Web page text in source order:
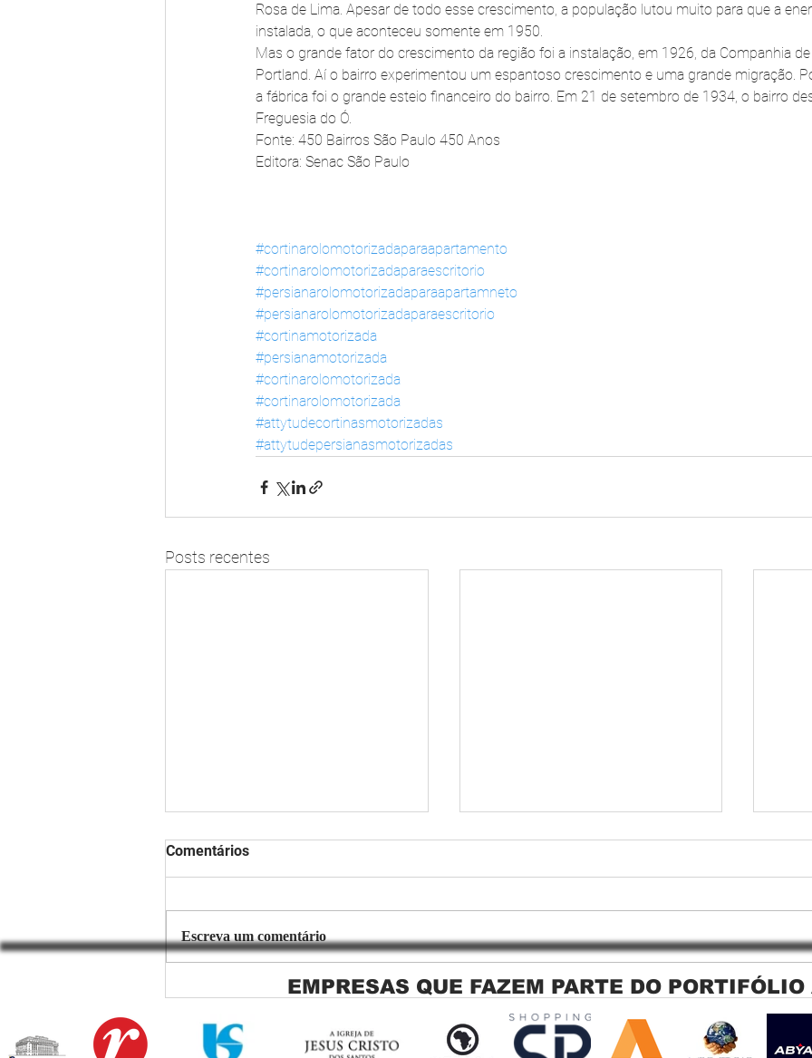
Rosa de Lima. Apesar de todo esse crescimento, a população lutou muito para que a
instalada, o que aconteceu somente em 1950.
Mas o grande fator do crescimento da região foi a instalação, em 1926, da Companhia
Portland. Aí o bairro experimentou um espantoso crescimento e uma grande migração.
a fábrica foi o grande esteio financeiro do bairro. Em 21 de setembro de 1934, o bairro
Freguesia do Ó.
Fonte: 450 Bairros São Paulo 450 Anos
Editora: Senac São Paulo
#cortinarolomotorizadaparaapartamento
#cortinarolomotorizadaparaescritorio
#persianarolomotorizadaparaapartamneto
#persianarolomotorizadaparaescritorio
#cortinamotorizada
#persianamotorizada
#cortinarolomotorizada
#cortinarolomotorizada
#attytudecortinasmotorizadas
#attytudepersianasmotorizadas
Posts recentes
Copiar de Persiana Rolo Tela
Sacada Perfeita no Link
Sapopemba!
Persiana Rolo Tela Solar: O
Segredo para uma Sacada
Perfeita no Link Sapopemba!
Comentários
Escreva um comentário
EMPRESAS QUE FAZEM PARTE DO